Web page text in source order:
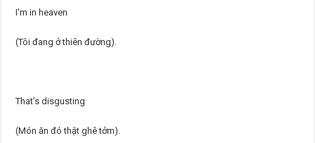
I’m in heaven
(Tôi đang ở thiên đường).
That’s disgusting
(Món ăn đó thật ghê tởm).